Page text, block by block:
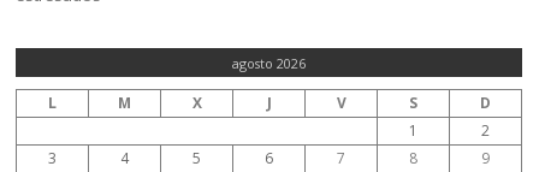
agosto 2026
L M X J V S
D
1
2
3
4 5 6 7 8 9